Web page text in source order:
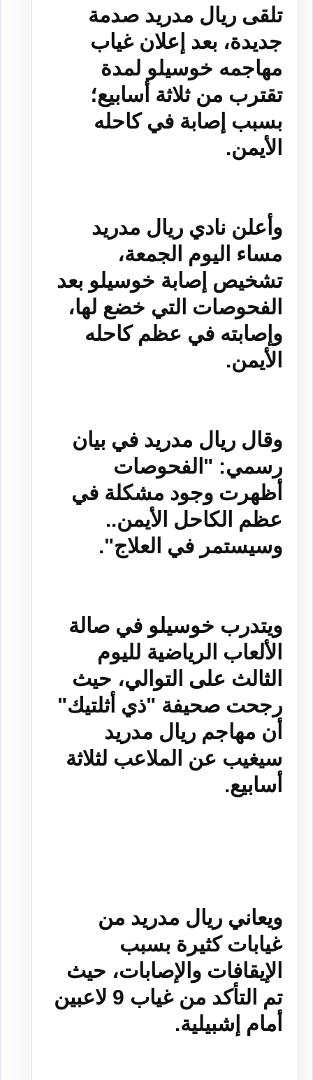
تلقى ريال مدريد صدمة
جديدة، بعد إعلان غياب
مهاجمه خوسيلو لمدة
تقترب من ثلاثة أسابيع؛
بسبب إصابة في كاحله
الأيمن.
وأعلن نادي ريال مدريد
مساء اليوم الجمعة،
تشخيص إصابة خوسيلو بعد
الفحوصات التي خضع لها،
وإصابته في عظم كاحله
الأيمن.
وقال ريال مدريد في بيان
رسمي: "الفحوصات
أظهرت وجود مشكلة في
عظم الكاحل الأيمن..
وسيستمر في العلاج".
ويتدرب خوسيلو في صالة
الألعاب الرياضية لليوم
الثالث على التوالي، حيث
رجحت صحيفة "ذي أثلتيك"
أن مهاجم ريال مدريد
سيغيب عن الملاعب لثلاثة
أسابيع.
ويعاني ريال مدريد من
غيابات كثيرة بسبب
الإيقافات والإصابات، حيث
تم التأكد من غياب 9 لاعبين
أمام إشبيلية.